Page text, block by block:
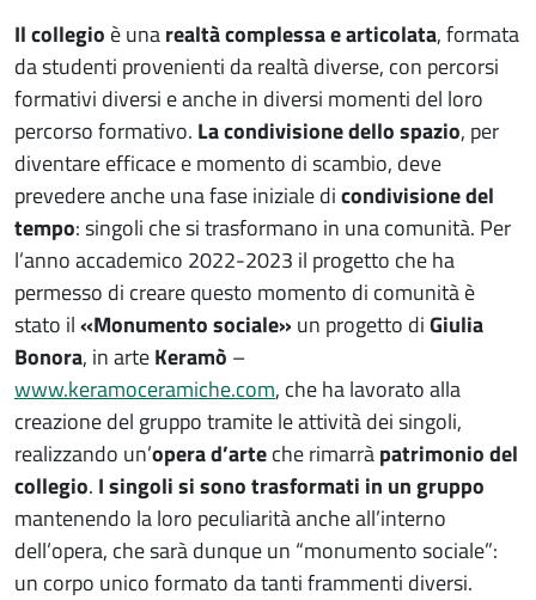
Il collegio è unarealtà complessa e articolata, formata
da studenti provenienti da realtà diverse, con percorsi
formativi diversi e anche in diversi momenti del loro
percorso formativo. La condivisione dello spazio, per
diventare efficace e momento di scambio, deve
prevedere anche una fase iniziale dicondivisione del
tempo: singoli che si trasformano in una comunità. Per
l’anno accademico 2022-2023 il progetto che ha
permesso di creare questo momento di comunità è
stato il«Monumento sociale» un progetto diGiulia
Bonora, in arteKeramò –
www.keramoceramiche.com, che ha lavorato alla
creazione del gruppo tramite le attività dei singoli,
realizzando un’opera d’arteche rimarràpatrimonio del
collegio. I singoli si sono trasformati in un gruppo
mantenendo la loro peculiarità anche all’interno
dell’opera, che sarà dunque un “monumento sociale”:
un corpo unico formato da tanti frammenti diversi.